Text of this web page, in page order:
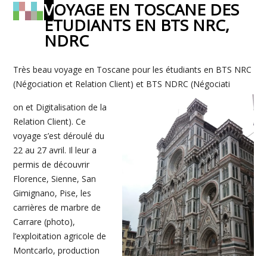
VOYAGE EN TOSCANE DES
ÉTUDIANTS EN BTS NRC,
NDRC
Très beau voyage en Toscane pour les étudiants en BTS NRC
(Négociation et Relation Client) et BTS NDRC (Négociati
on et Digitalisation de la
Relation Client). Ce
voyage s’est déroulé du
22 au 27 avril. Il leur a
permis de découvrir
Florence, Sienne, San
Gimignano, Pise, les
carrières de marbre de
Carrare (photo),
l’exploitation agricole de
Montcarlo, production